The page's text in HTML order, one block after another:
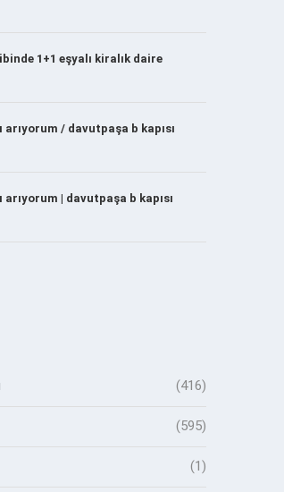
1+1 eşyalı kiralık daire
arıyorum / davutpaşa b kapısı
arıyorum | davutpaşa b kapısı
(416)
(595)
(1)